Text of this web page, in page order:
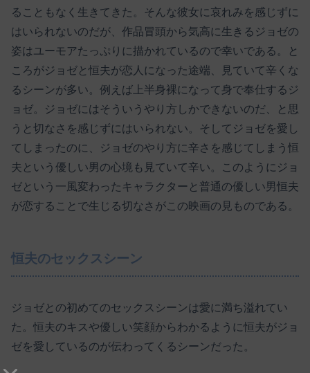
ることもなく生きてきた。そんな彼女に哀れみを感じずに
はいられないのだが、作品冒頭から気高に生きるジョゼの
姿はユーモアたっぷりに描かれているので幸いである。と
ころがジョゼと恒夫が恋人になった途端、見ていて辛くな
るシーンが多い。例えば上半身裸になって身で奉仕するジ
ョゼ。ジョゼにはそういうやり方しかできないのだ、と思
うと切なさを感じずにはいられない。そしてジョゼを愛し
てしまったのに、ジョゼのやり方に辛さを感じてしまう恒
夫という優しい男の心境も見ていて辛い。このようにジョ
ゼという一風変わったキャラクターと普通の優しい男恒夫
が恋することで生じる切なさがこの映画の見ものである。
恒夫のセックスシーン
ジョゼとの初めてのセックスシーンは愛に満ち溢れてい
た。恒夫のキスや優しい笑顔からわかるように恒夫がジョ
ゼを愛しているのが伝わってくるシーンだった。